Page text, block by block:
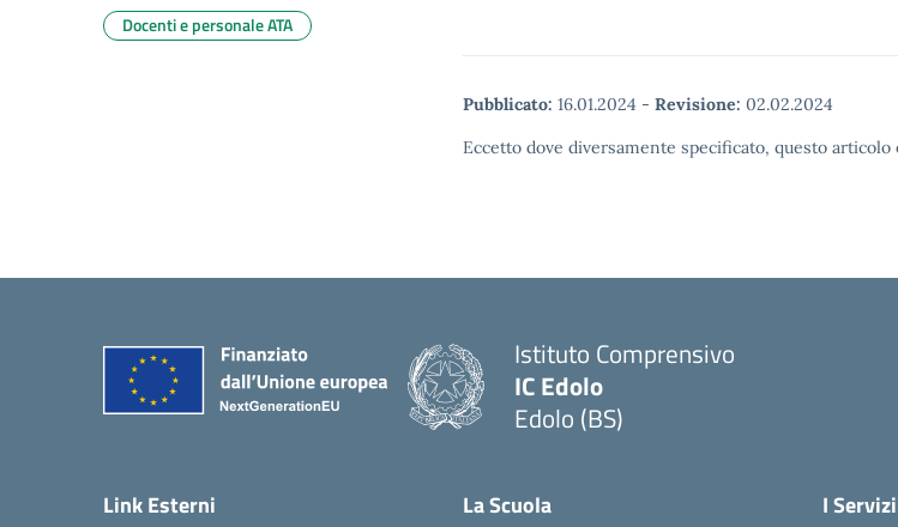
Pubblicato: 16.01.2024 - Revisione: 02.02.2024
Eccetto dove diversamente specificato, questo
Docenti e personale ATA
Istituto Comprensivo
IC Edolo
Edolo (BS)
Link Esterni La Scuola I Servizi